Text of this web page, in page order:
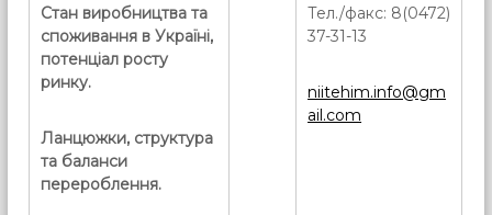
Стан виробництва та
споживання в Україні,
потенціал росту
ринку.
Ланцюжки, структура
та баланси
перероблення.
Тел./факс: 8(0472)
37-31-13
niitehim.info@gm
ail.com